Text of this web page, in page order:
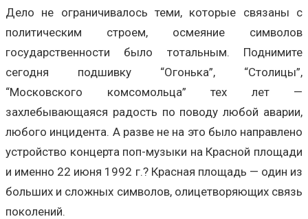
Дело не ограничивалось теми, которые связаны с
политическим строем, осмеяние символов
государственности было тотальным. Поднимите
сегодня подшивку “Огонька”, “Столицы”,
“Московского комсомольца” тех лет —
захлебывающаяся радость по поводу любой аварии,
любого инцидента. А разве не на это было направлено
устройство концерта поп-музыки на Красной площади
и именно 22 июня 1992 г.? Красная площадь — один из
больших и сложных символов, олицетворяющих связь
поколений.